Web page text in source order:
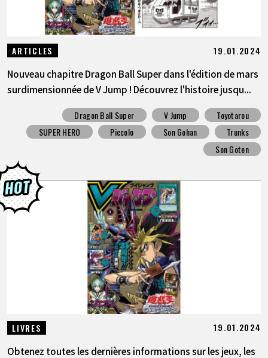
ARTICLES 19.01.2024
Nouveau chapitre Dragon Ball Super dans l'édition de mars
surdimensionnée de V Jump ! Découvrez l'histoire jusqu...
Dragon Ball Super V Jump
Toyotarou
SUPER HERO
Piccolo Son Gohan
Trunks
Son Goten
LIVRES 19.01.2024
Obtenez toutes les dernières informations sur les jeux, les